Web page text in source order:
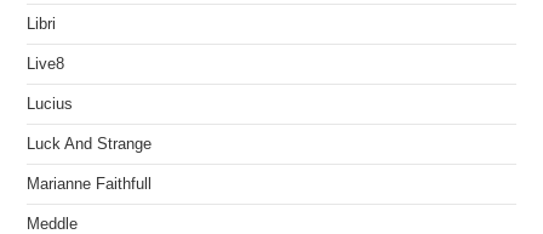
Libri
Live8
Lucius
Luck And Strange
Marianne Faithfull
Meddle